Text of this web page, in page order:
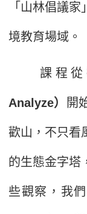
「山林倡議
境教育場域。
課程從
Analyze） 開
歡山，不只看
的生態金字塔
些觀察，我